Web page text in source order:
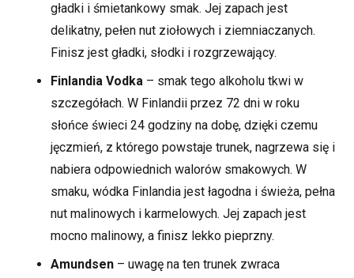
gładki i śmietankowy smak. Jej zapach jest
delikatny, pełen nut ziołowych i ziemniaczanych.
Finisz jest gładki, słodki i rozgrzewający.
Finlandia Vodka – smak tego alkoholu tkwi w
szczegółach. W Finlandii przez 72 dni w roku
słońce świeci 24 godziny na dobę, dzięki czemu
jęczmień, z którego powstaje trunek, nagrzewa się i
nabiera odpowiednich walorów smakowych. W
smaku, wódka Finlandia jest łagodna i świeża, pełna
nut malinowych i karmelowych. Jej zapach jest
mocno malinowy, a finisz lekko pieprzny.
Amundsen – uwagę na ten trunek zwraca